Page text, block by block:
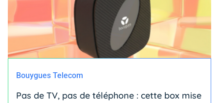
Bouygues Telecom
Pas de TV, pas de téléphone : cette box mise